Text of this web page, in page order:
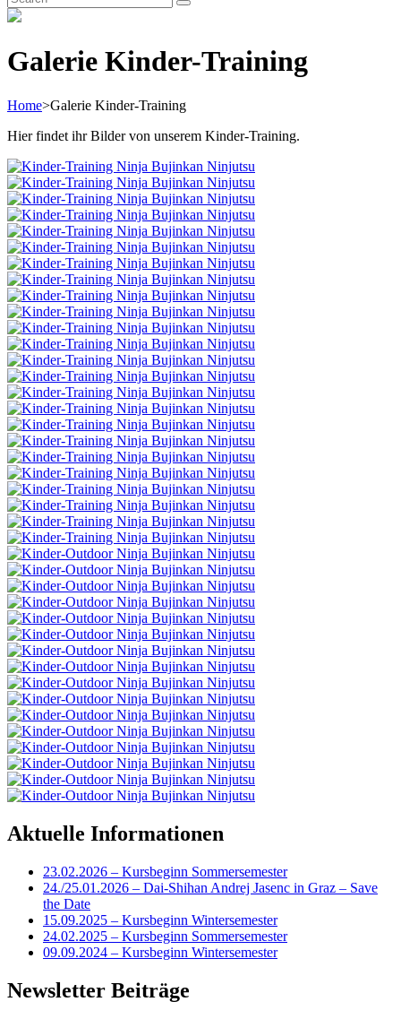
for:
Search
Galerie Kinder-Training
Home>Galerie Kinder-Training
Hier findet ihr Bilder von unserem Kinder-Training.
Aktuelle Informationen
23.02.2026 – Kursbeginn Sommersemester
24./25.01.2026 – Dai-Shihan Andrej Jasenc in Graz – Save
the Date
15.09.2025 – Kursbeginn Wintersemester
24.02.2025 – Kursbeginn Sommersemester
09.09.2024 – Kursbeginn Wintersemester
Newsletter Beiträge